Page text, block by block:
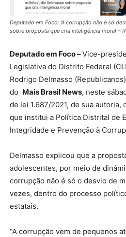
Deputado em Foco: ‘A corrupção não é só
sobre proposta que cria inteligência moral –
Deputado em Foco –Vice-
Legislativa do Distrito Federal
Rodrigo Delmasso
do Mais Brasil News, neste
de lei 1.687/2021, de sua autoria,
que institui a Política Distrital de
Integridade e Prevenção à
Delmasso explicou que a
adolescentes, por meio de
corrupção não é só o desvio de
vezes, dentro do processo
estatais.
“A corrupção vem de pequenos